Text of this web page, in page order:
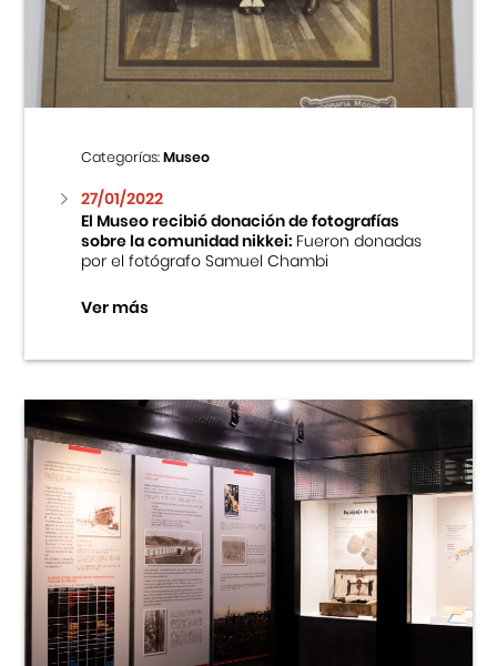
Centro Cultural Peruano Japonés
Museo de la Inmigración Japonesa
Fondo Editorial
Teatro Peruano Japonés
Categorías:Museo
27/01/2022
El Museo recibió donación de fotografías
sobre la comunidad nikkei:Fueron donadas
por el fotógrafo Samuel Chambi
Ver más